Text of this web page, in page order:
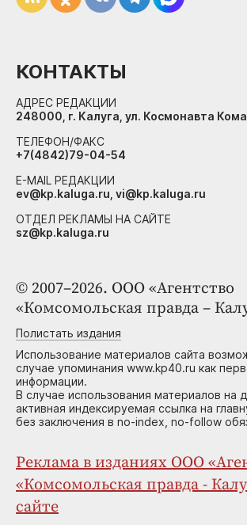
© 2007–2026. ООО «Агентство
«Комсомольская правда –
Полистать издания
Использование материалов сайта
случае упоминания www.kp40.ru как
информации.
В случае использования материалов на
активная индексируемая ссылка на
без заключения в no-index, no-follow
Реклама в изданиях ООО
«Комсомольская правда -
сайте
КОНТАКТЫ
АДРЕС РЕДАКЦИИ
248000, г. Калуга, ул. Космонавта
ТЕЛЕФОН/ФАКС
+7(4842)79-04-54
E-MAIL РЕДАКЦИИ
ev@kp.kaluga.ru, vi@kp.kaluga.ru
ОТДЕЛ РЕКЛАМЫ НА САЙТЕ
sz@kp.kaluga.ru